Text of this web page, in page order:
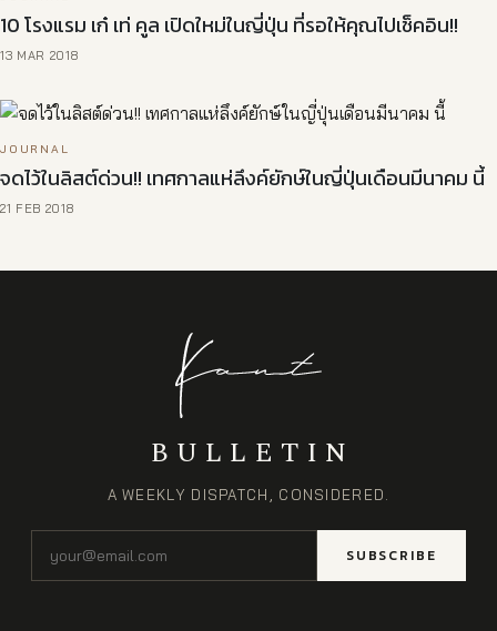
10 โรงแรม เก๋ เท่ คูล เปิดใหม่ในญี่ปุ่น ที่รอให้คุณไปเช็คอิน!!
13 MAR 2018
JOURNAL
จดไว้ในลิสต์ด่วน!! เทศกาลแห่ลึงค์ยักษ์ในญี่ปุ่นเดือนมีนาคม นี้
21 FEB 2018
BULLETIN
A WEEKLY DISPATCH, CONSIDERED.
SUBSCRIBE